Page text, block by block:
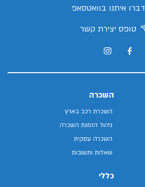
דברו איתנו בוואטסאפ
טופס יצירת קשר
השכרה
השכרת רכב בארץ
ניהול הזמנת השכרה
השכרה עסקית
שאלות ותשובות
כללי